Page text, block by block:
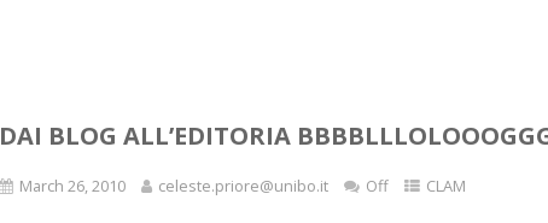
DAI BLOG ALL’EDITORIA
March 26, 2010 celeste.priore@unibo.it Off CLAM